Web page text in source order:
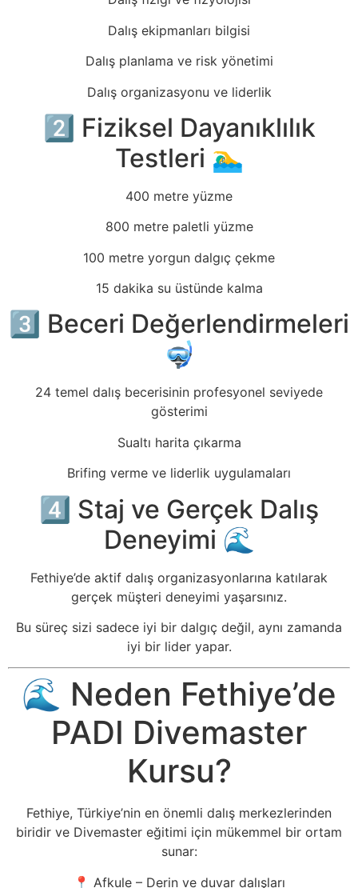
Dalış ekipmanları bilgisi
Dalış planlama ve risk yönetimi
Dalış organizasyonu ve liderlik
2️⃣ Fiziksel Dayanıklılık
Testleri 🏊‍♂️
400 metre yüzme
800 metre paletli yüzme
100 metre yorgun dalgıç çekme
15 dakika su üstünde kalma
3️⃣ Beceri Değerlendirmeleri
🤿
24 temel dalış becerisinin profesyonel seviyede
gösterimi
Sualtı harita çıkarma
Brifing verme ve liderlik uygulamaları
4️⃣ Staj ve Gerçek Dalış
Deneyimi 🌊
Fethiye’de aktif dalış organizasyonlarına katılarak
gerçek müşteri deneyimi yaşarsınız.
Bu süreç sizi sadece iyi bir dalgıç değil, aynı zamanda
iyi bir lider yapar.
🌊 Neden Fethiye’de
PADI Divemaster
Kursu?
Fethiye, Türkiye’nin en önemli dalış merkezlerinden
biridir ve Divemaster eğitimi için mükemmel bir ortam
sunar:
📍 Afkule – Derin ve duvar dalışları